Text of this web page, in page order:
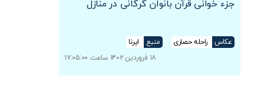
جزء خوانی قرآن بانوان گرگانی در منازل
عکاس راحله حصاری منبع
ایرنا
۱۸ فروردین ۱۴۰۲ ساعت ۱۷:۰۵:۰۰